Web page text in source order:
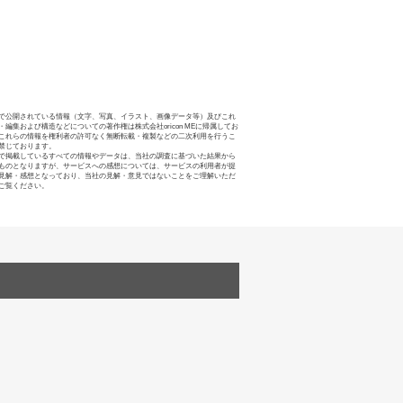
公開されている情報（文字、写真、イラスト、画像データ等）及びこれ
編集および構造などについての著作権は株式会社oricon MEに帰属してお
れらの情報を権利者の許可なく無断転載・複製などの二次利用を行うこ
じております。
掲載しているすべての情報やデータは、当社の調査に基づいた結果から
のとなりますが、サービスへの感想については、サービスの利用者が提
解・感想となっており、当社の見解・意見ではないことをご理解いただ
覧ください。